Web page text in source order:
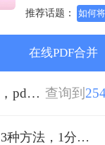
保文档1:1高保真
一键批量处理，
安全。助您快速
页合并为一页，
推荐话题：
在线PDF合并
怎么将pdf合并，pdf多页合并为一页 查询到
怎么合并PDF？3种方法，1分钟轻松搞定！！